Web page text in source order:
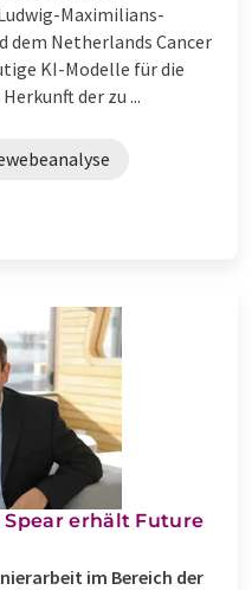
Maximilians-
dem Netherlands Cancer
KI-Modelle für die
der zu ...
erhält Future
im Bereich der